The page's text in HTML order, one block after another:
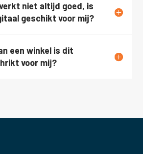
niet altijd goed, is
geschikt voor mij?
een winkel is dit
voor mij?